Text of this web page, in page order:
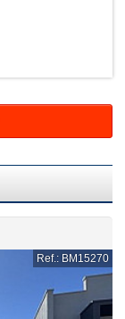
Ref.: BM15270